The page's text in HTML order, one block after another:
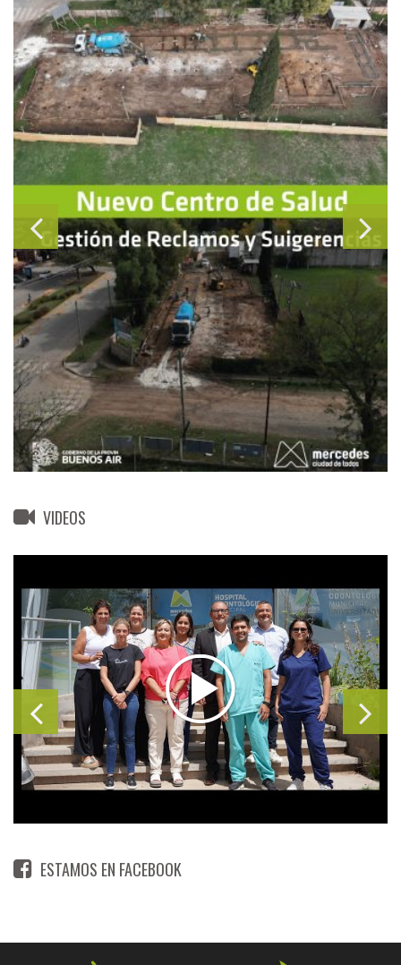
VIDEOS
ESTAMOS EN FACEBOOK